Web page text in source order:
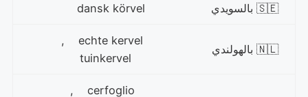
🇸🇪 بالسويدي
🇳🇱 بالهولندي
tuinkervel